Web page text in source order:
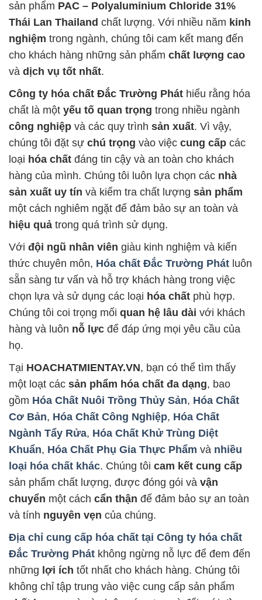
sản phẩm PAC – Polyaluminium Chloride 31%
Thái Lan Thailand chất lượng. Với nhiều năm kinh
nghiệm trong ngành, chúng tôi cam kết mang đến
cho khách hàng những sản phẩm chất lượng cao
và dịch vụ tốt nhất.
Công ty hóa chất Đắc Trường Phát hiểu rằng hóa
chất là một yếu tố quan trọng trong nhiều ngành
công nghiệp và các quy trình sản xuất. Vì vậy,
chúng tôi đặt sự chú trọng vào việc cung cấp các
loại hóa chất đáng tin cậy và an toàn cho khách
hàng của mình. Chúng tôi luôn lựa chọn các nhà
sản xuất uy tín và kiểm tra chất lượng sản phẩm
một cách nghiêm ngặt để đảm bảo sự an toàn và
hiệu quả trong quá trình sử dụng.
Với đội ngũ nhân viên giàu kinh nghiệm và kiến
thức chuyên môn, Hóa chất Đắc Trường Phát luôn
sẵn sàng tư vấn và hỗ trợ khách hàng trong việc
chọn lựa và sử dụng các loại hóa chất phù hợp.
Chúng tôi coi trọng mối quan hệ lâu dài với khách
hàng và luôn nỗ lực để đáp ứng mọi yêu cầu của
họ.
Tại HOACHATMIENTAY.VN, bạn có thể tìm thấy
một loạt các sản phẩm hóa chất đa dạng, bao
gồm Hóa Chất Nuôi Trồng Thủy Sản, Hóa Chất
Cơ Bản, Hóa Chất Công Nghiệp, Hóa Chất
Ngành Tẩy Rửa, Hóa Chất Khử Trùng Diệt
Khuẩn, Hóa Chất Phụ Gia Thực Phẩm và nhiều
loại hóa chất khác. Chúng tôi cam kết cung cấp
sản phẩm chất lượng, được đóng gói và vận
chuyển một cách cẩn thận để đảm bảo sự an toàn
và tính nguyên vẹn của chúng.
Địa chỉ cung cấp hóa chất tại Công ty hóa chất
Đắc Trường Phát không ngừng nỗ lực để đem đến
những lợi ích tốt nhất cho khách hàng. Chúng tôi
không chỉ tập trung vào việc cung cấp sản phẩm